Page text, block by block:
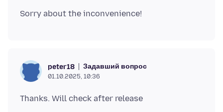
peter18 Задавший вопрос
01.10.2025, 10:36